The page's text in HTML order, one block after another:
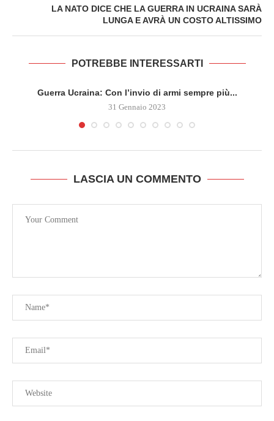
LA NATO DICE CHE LA GUERRA IN UCRAINA SARÀ
LUNGA E AVRÀ UN COSTO ALTISSIMO
POTREBBE INTERESSARTI
Guerra Ucraina: Con l’invio di armi sempre più...
31 Gennaio 2023
LASCIA UN COMMENTO